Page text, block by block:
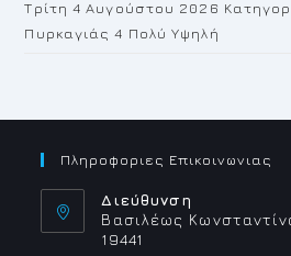
Τρίτη 4 Αυγούστου 2026
Πυρκαγιάς 4 Πολύ Υψηλή
Πληροφοριες Επικοινωνιας
Διεύθυνση
Βασιλέως
19441